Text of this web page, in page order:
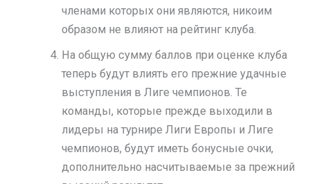
членами которых они являются, никоим
образом не влияют на рейтинг клуба.
На общую сумму баллов при оценке клуба
теперь будут влиять его прежние удачные
выступления в Лиге чемпионов. Те
команды, которые прежде выходили в
лидеры на турнире Лиги Европы и Лиге
чемпионов, будут иметь бонусные очки,
дополнительно насчитываемые за прежний